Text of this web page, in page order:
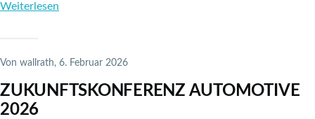
Weiterlesen
2026
Von wallrath, 6. Februar 2026
ZUKUNFTSKONFERENZ AUTOMOTIVE
2026